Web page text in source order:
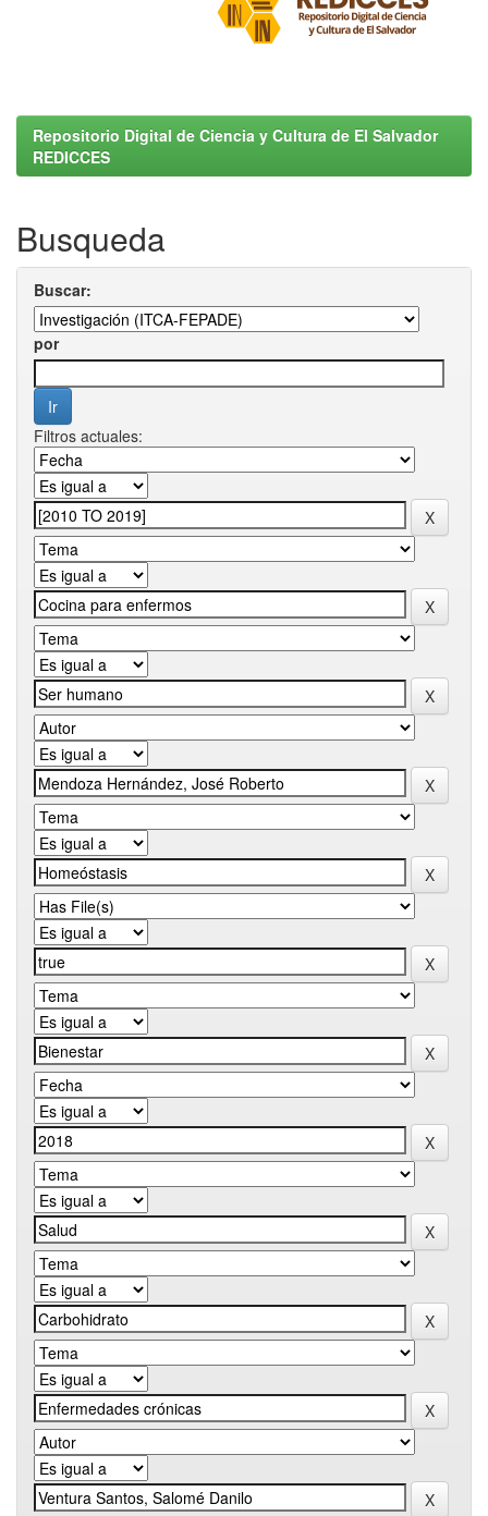
Repositorio Digital de Ciencia y Cultura de El Salvador
REDICCES
Busqueda
Buscar:
por
Filtros actuales: